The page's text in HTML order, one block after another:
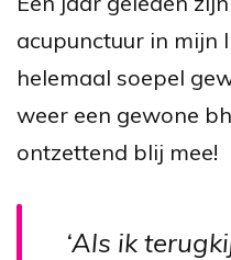
acupunctuur in mijn
helemaal soepel
weer een gewone
ontzettend blij mee!
‘Als ik